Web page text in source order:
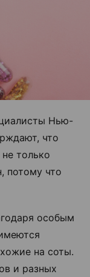
Нью-
что
только
потому что
особым
на соты.
и разных